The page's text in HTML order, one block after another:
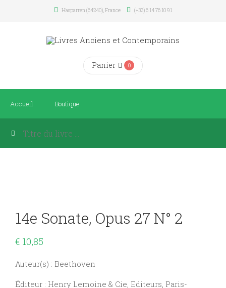
Hasparren (64240), France (+33) 6 14 76 10 91
Panier 0
Accueil Boutique
14e Sonate, Opus 27 N° 2
€ 10,85
Auteur(s) : Beethoven
Éditeur : Henry Lemoine & Cie, Editeurs, Paris-